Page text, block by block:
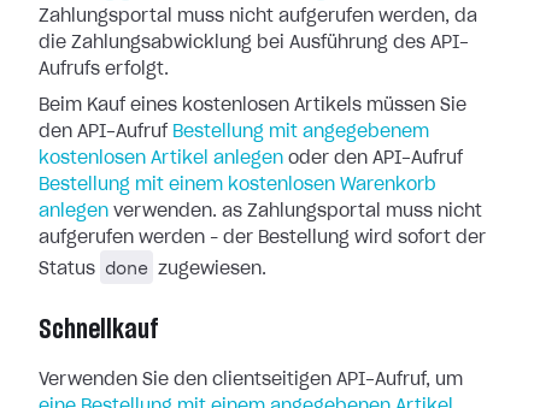
Zahlungsportal muss nicht aufgerufen werden, da
die Zahlungsabwicklung bei Ausführung des API-
Aufrufs erfolgt.
Beim Kauf eines kostenlosen Artikels müssen Sie
den API-Aufruf Bestellung mit angegebenem
kostenlosen Artikel anlegen oder den API-Aufruf
Bestellung mit einem kostenlosen Warenkorb
anlegen verwenden. as Zahlungsportal muss nicht
aufgerufen werden – der Bestellung wird sofort der
Status
done zugewiesen.
Schnellkauf
Verwenden Sie den clientseitigen API-Aufruf, um